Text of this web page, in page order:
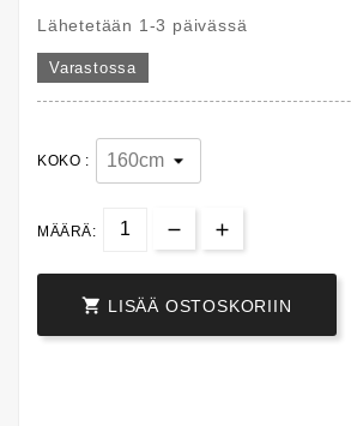
Lähetetään 1-3 päivässä
Varastossa
KOKO :
MÄÄRÄ:
 LISÄÄ OSTOSKORIIN